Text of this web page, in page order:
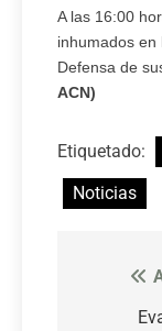
A las 16:00
inhumados en
Defensa de
ACN)
Etiquetado:
Noticias